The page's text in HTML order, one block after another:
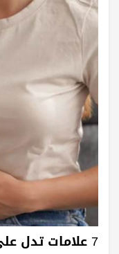
7 علامات تدل على ضعف الهضم لديك